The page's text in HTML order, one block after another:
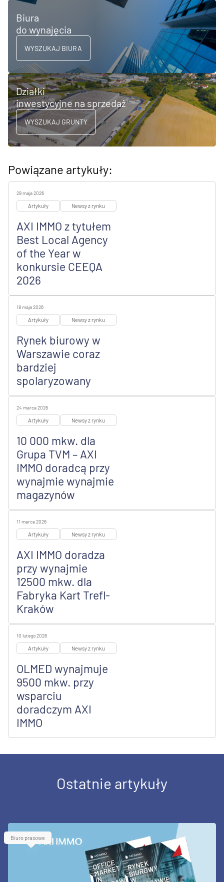
Biura
do wynajęcia
WYSZUKAJ BIURA
Działki
inwestycyjne na sprzedaż
WYSZUKAJ GRUNTY
Powiązane artykuły:
29 maja 2026
Artykuły Newsy z rynku
AXI IMMO z tytułem
Best Local Agency
of the Year w
konkursie CEEQA
2026
18 maja 2026
Artykuły Newsy z rynku
Rynek biurowy w
Warszawie coraz
bardziej
spolaryzowany
24 marca 2026
Artykuły Newsy z rynku
10 000 mkw. dla
Grupa TVM – AXI
IMMO doradcą przy
wynajmie wynajmie
magazynów
11 marca 2026
Artykuły Newsy z rynku
AXI IMMO doradza
przy wynajmie
12500 mkw. dla
Fabryka Kart Trefl-
Kraków
10 lutego 2026
Artykuły Newsy z rynku
OLMED wynajmuje
9500 mkw. przy
wsparciu
doradczym AXI
IMMO
Ostatnie artykuły
Biuro prasowe